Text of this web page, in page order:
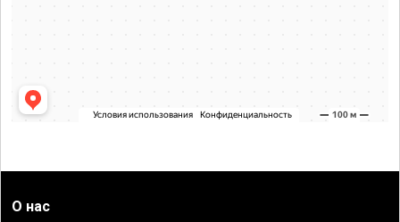
О нас